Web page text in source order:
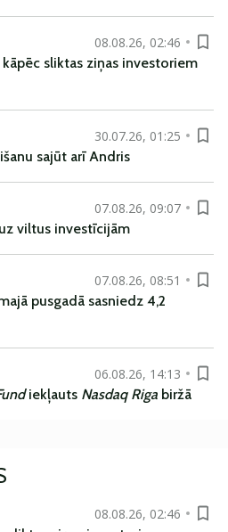
08.08.26, 02:46
sliktas ziņas investoriem
30.07.26, 01:25
sajūt arī Andris
07.08.26, 09:07
viltus investīcijām
07.08.26, 08:51
pusgadā sasniedz 4,2
06.08.26, 14:13
iekļauts Nasdaq Riga biržā
08.08.26, 02:46